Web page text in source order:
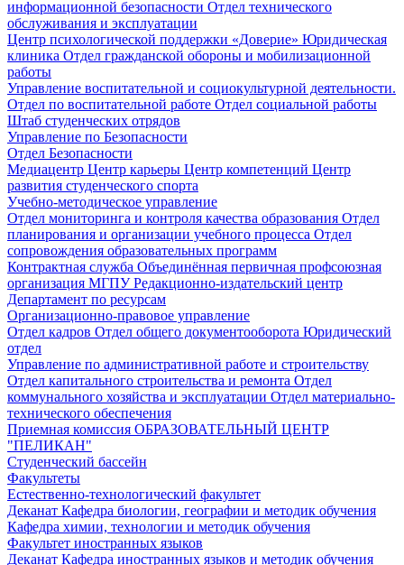
информационной безопасности Отдел технического
обслуживания и эксплуатации
Центр психологической поддержки «Доверие» Юридическая
клиника Отдел гражданской обороны и мобилизационной
работы
Управление воспитательной и социокультурной деятельности.
Отдел по воспитательной работе Отдел социальной работы
Штаб студенческих отрядов
Управление по Безопасности
Отдел Безопасности
Медиацентр Центр карьеры Центр компетенций Центр
развития студенческого спорта
Учебно-методическое управление
Отдел мониторинга и контроля качества образования Отдел
планирования и организации учебного процесса Отдел
сопровождения образовательных программ
Контрактная служба Объединённая первичная профсоюзная
организация МГПУРедакционно-издательский центр
Департамент по ресурсам
Организационно-правовое управление
Отдел кадров Отдел общего документооборота Юридический
отдел
Управление по административной работе и строительству
Отдел капитального строительства и ремонта Отдел
коммунального хозяйства и эксплуатации Отдел материально-
технического обеспечения
Приемная комиссия ОБРАЗОВАТЕЛЬНЫЙ ЦЕНТР
"ПЕЛИКАН"
Студенческий бассейн
Факультеты
Естественно-технологический факультет
Деканат Кафедра биологии, географии и методик обучения
Кафедра химии, технологии и методик обучения
Факультет иностранных языков
Деканат Кафедра иностранных языков и методик обучения